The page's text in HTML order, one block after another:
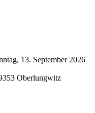
13. September 2026
Oberlungwitz